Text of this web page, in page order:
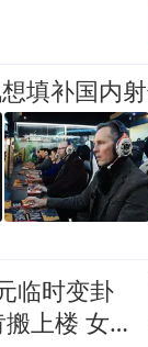
填补国内
临时变卦
上楼 女子